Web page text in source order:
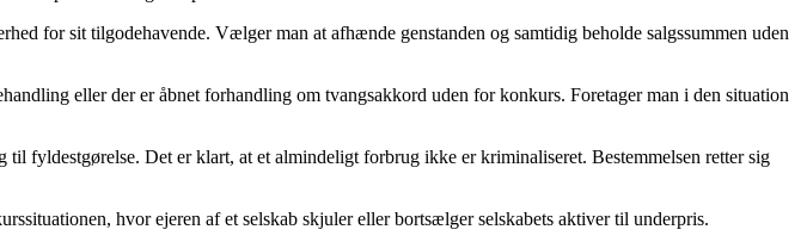
for sit tilgodehavende. Vælger man at afhænde genstanden og samtidig beholde salgssummen uden
eller der er åbnet forhandling om tvangsakkord uden for konkurs. Foretager man i den situation
fyldestgørelse. Det er klart, at et almindeligt forbrug ikke er kriminaliseret. Bestemmelsen retter sig
hvor ejeren af et selskab skjuler eller bortsælger selskabets aktiver til underpris.